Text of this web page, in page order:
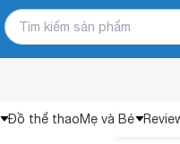
Đồ thể thaoMẹ và Bé